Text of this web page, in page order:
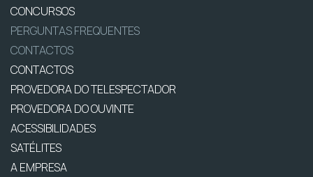
CONCURSOS
PERGUNTAS FREQUENTES
CONTACTOS
CONTACTOS
PROVEDORA DO TELESPECTADOR
PROVEDORA DO OUVINTE
ACESSIBILIDADES
SATÉLITES
A EMPRESA